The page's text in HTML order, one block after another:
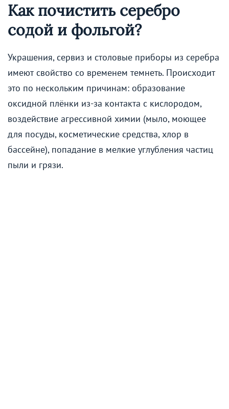
Как почистить серебро
содой и фольгой?
Украшения, сервиз и столовые приборы из серебра
имеют свойство со временем темнеть. Происходит
это по нескольким причинам: образование
оксидной плёнки из-за контакта с кислородом,
воздействие агрессивной химии (мыло, моющее
для посуды, косметические средства, хлор в
бассейне), попадание в мелкие углубления частиц
пыли и грязи.